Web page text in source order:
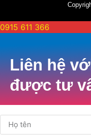
0915 611 366
Liên hệ
được tư